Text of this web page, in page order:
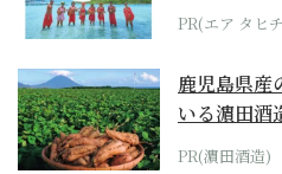
らみえてく
PR(エア タヒ
鹿児島県産
いる濵田酒
PR(濵田酒造)